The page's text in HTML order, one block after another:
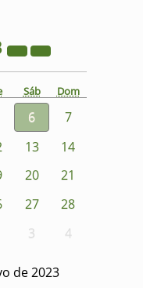
Sáb Dom
6
7
13
14
20
21
27
28
3 4
de 2023